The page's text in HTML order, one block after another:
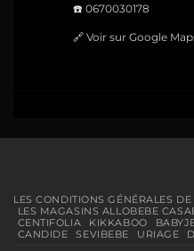
☎️ 0670030178
🔗 Voir sur Google
LES CONDITIONS GÉNÉRALES DE
LES MAGASINS ALLOBEBE
CENTIFOLIA
KIKKABOO
CANDIDE
SEVIBEBE URIAGE